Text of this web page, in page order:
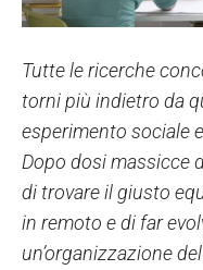
Tutte le ricerche
torni più indietro da
esperimento sociale
Dopo dosi massicce
di trovare il giusto
in remoto e di far
un’organizzazione